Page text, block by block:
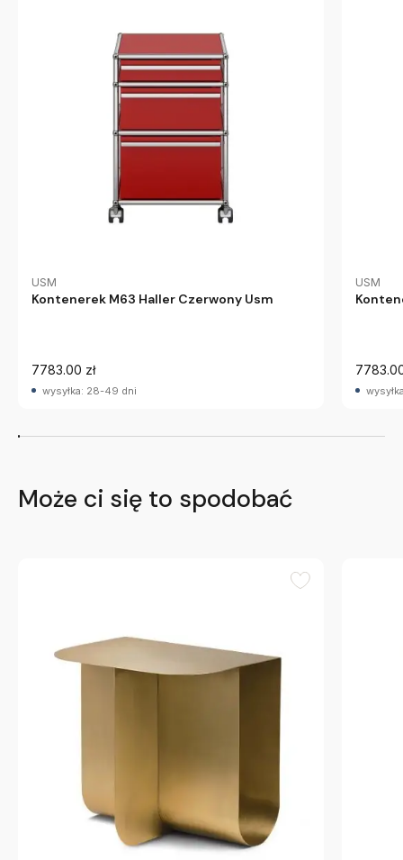
USM
Kontenerek M63 Haller Czerwony Usm
7783.00 zł
wysyłka: 28-49 dni
USM
Może ci się to spodobać